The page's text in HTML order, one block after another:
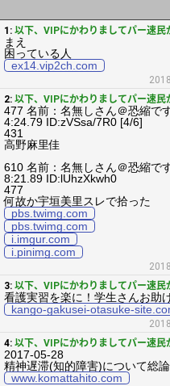
1: 以下、VIPにかわりましてパー速
まえ
困っている人
ex14.vip2ch.com
2: 以下、VIPにかわりましてパー速
477 名前：名無しさん＠恐縮で
4:24.79 ID:zVSsa/7R0 [4/6]
431
高野麻里佳
610 名前：名無しさん＠恐縮で
8:21.89 ID:lUhzXkwh0
477
何故か宇垣美里スレで拾った
pbs.twimg.com
pbs.twimg.com
i.imgur.com
i.pinimg.com
3: 以下、VIPにかわりましてパー速
看護実習を楽に！学生さんお助
kango-gakusei-otasuke-
4: 以下、VIPにかわりましてパー速
2017-05-28
精神遅滞(知的障害)について総
www.komattahito.com